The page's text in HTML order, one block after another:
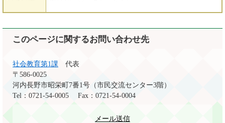
このページに関するお問い合わせ先
社会教育第1課
代表
〒586-0025
河内長野市昭栄町7番1号（市民交流センター3階）
Tel：0721-54-0005
Fax：0721-54-0004
メール送信